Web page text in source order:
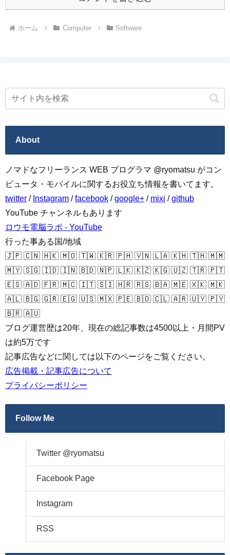
ホーム Computer Software
About
ノマドなフリーランス WEB プログラマ @ryomatsu がコン
ピュータ・モバイルに関するお役立ち情報を書いてます。
twitter / Instagram /facebook /google+ / mixi /github
YouTube チャンネルもあります
ロウモ電脳ラボ - YouTube
行った事ある国/地域
🇯🇵 🇨🇳 🇭🇰 🇲🇴 🇹🇼 🇰🇷 🇵🇭 🇻🇳 🇱🇦 🇰🇭 🇹🇭 🇲🇲
🇲🇾 🇸🇬 🇮🇩 🇮🇳 🇧🇩 🇳🇵 🇱🇰 🇰🇿 🇰🇬 🇺🇿 🇹🇷 🇵🇹
🇪🇸 🇦🇩 🇫🇷 🇲🇨 🇮🇹 🇸🇮 🇭🇷 🇷🇸 🇧🇦 🇲🇪 🇽🇰 🇲🇰
🇦🇱 🇧🇬 🇬🇷 🇪🇬 🇺🇸 🇲🇽 🇵🇪 🇧🇴 🇨🇱 🇦🇷 🇺🇾 🇵🇾
🇧🇷 🇦🇺
ブログ運営歴は20年、現在の総記事数は4500以上・月間PV
は約5万です
記事広告などに関しては以下のページをご覧ください。
広告掲載・記事広告について
プライバシーポリシー
Follow Me
Twitter @ryomatsu
Facebook Page
Instagram
RSS